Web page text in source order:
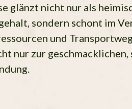
glänzt nicht nur als
sondern schont im
und
nur zur